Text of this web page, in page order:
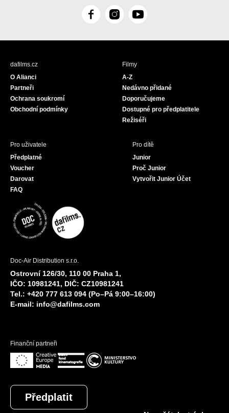
F
c
I
s
Y
u
dafilms.cz
O Alianci
Partneři
Ochrana soukromí
Obchodní podmínky
Filmy
A-Z
Nedávno přidané
Doporučujeme
Dostupné pro předplatitele
Režiséři
Pro uživatele
Předplatné
Voucher
Darovat
FAQ
Pro dítě
Junior
Proč Junior
Vytvořit Junior Účet
Doc-Air Distribution s.r.o.
Ostrovní 126/30, 110 00 Praha 1,
IČO: 10981241, DIČ: CZ10981241
Tel.: +420 777 613 094 (Po–Pá 9:00–16:00)
E-mail: info@dafilms.com
Finanční partneři
Předplatit